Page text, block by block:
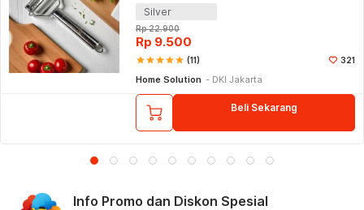
Silver
Rp22.900
Rp 9.500
starstarstarstarstar (11) 321
Home Solution DKI Jakarta
Beli Sekarang
Info Promo dan Diskon Spesial